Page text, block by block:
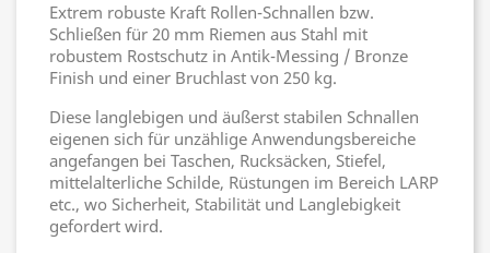
Extrem robuste Kraft Rollen-Schnallen bzw.
Schließen für 20 mm Riemen aus Stahl mit
robustem Rostschutz in Antik-Messing / Bronze
Finish und einer Bruchlast von 250 kg.
Diese langlebigen und äußerst stabilen Schnallen
eigenen sich für unzählige Anwendungsbereiche
angefangen bei Taschen, Rucksäcken, Stiefel,
mittelalterliche Schilde, Rüstungen im Bereich LARP
etc., wo Sicherheit, Stabilität und Langlebigkeit
gefordert wird.